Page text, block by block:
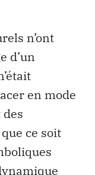
n’ont
d’un
en mode
des
ce soit